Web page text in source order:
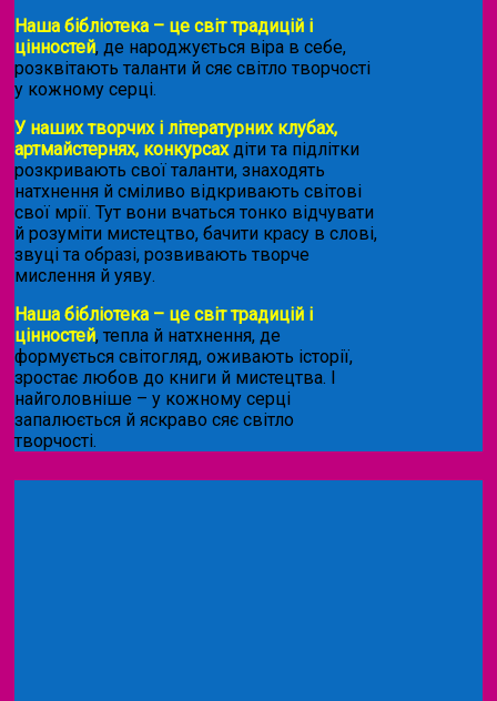
Наша бібліотека – це світ традицій і
цінностей, де народжується віра в себе,
розквітають таланти й сяє світло творчості
у кожному серці.
У наших творчих і літературних клубах,
артмайстернях, конкурсахдіти та підлітки
розкривають свої таланти, знаходять
натхнення й сміливо відкривають світові
свої мрії. Тут вони вчаться тонко відчувати
й розуміти мистецтво, бачити красу в слові,
звуці та образі, розвивають творче
мислення й уяву.
Наша бібліотека – це світ традицій і
цінностей, тепла й натхнення, де
формується світогляд, оживають історії,
зростає любов до книги й мистецтва. І
найголовніше – у кожному серці
запалюється й яскраво сяє світло
творчості.